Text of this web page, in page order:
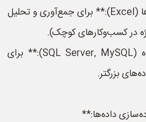
* **صفحه‌گسترده‌ها (Excel):** برای جمع‌آوری و تحلیل
در کسب‌وکارهای کوچک).
* **پایگاه‌های داده (SQL Server, MySQL):** برای
بزرگتر.